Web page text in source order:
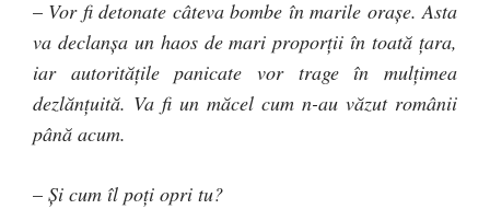
– Vor fi detonate câteva bombe în marile oraşe. Asta
va declanşa un haos de mari proporţii în toată ţara,
iar autorităţile panicate vor trage în mulţimea
dezlănţuită. Va fi un măcel cum n-au văzut românii
până acum.
– Şi cum îl poţi opri tu?